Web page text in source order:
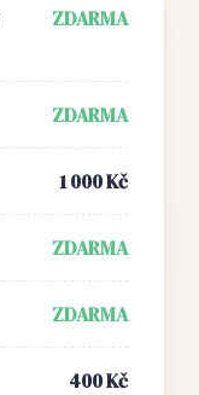
ZDARMA
ZDARMA
1 000 Kč
ZDARMA
ZDARMA
400 Kč